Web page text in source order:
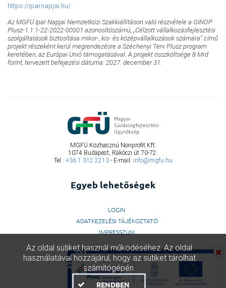
https://iparnapjai.hu/
Az MGFÜ Ipar Napjai Nemzetközi Szakkiállításon való részvétele a GINOP
Plusz-1.1.1-22-2022-00001 azonosítószámú, „Célzott vállalkozásfejlesztési
szolgáltatások biztosítása mikor-, kis- és középvállalkozások számára” című
projekt részeként kerül megrendezésre a Széchenyi Terv Plusz program
keretében, az Európai Unió támogatásával. A projekt összköltsége 8 Mrd
forint, tervezett befejezési dátuma: 2027. december 31.
MGFÜ Közhasznú Nonprofit Kft.
1074 Budapest, Rákóczi út 70-72.
Tel.: +36 1 312 2213- E-mail: info@mgfu.hu
Egyeb lehetőségek
LOGIN
ADATKEZELÉSI TÁJÉKOZTATÓ
IMPRESSZUM
Az oldal sütiket használ működéséhez. Az oldal
használatával hozzájárul, hogy az sütiket tárolhat
számítógépén.
RENDBEN